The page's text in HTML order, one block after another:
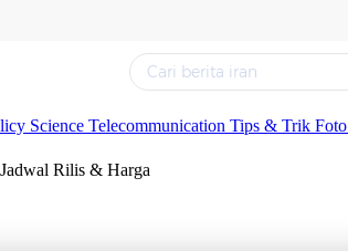
Yang sedang ramai dicari
#1
Science Telecommunication Tips & Trik Foto
Rilis & Harga